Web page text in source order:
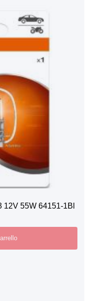
12V 55W 64151-1Bl